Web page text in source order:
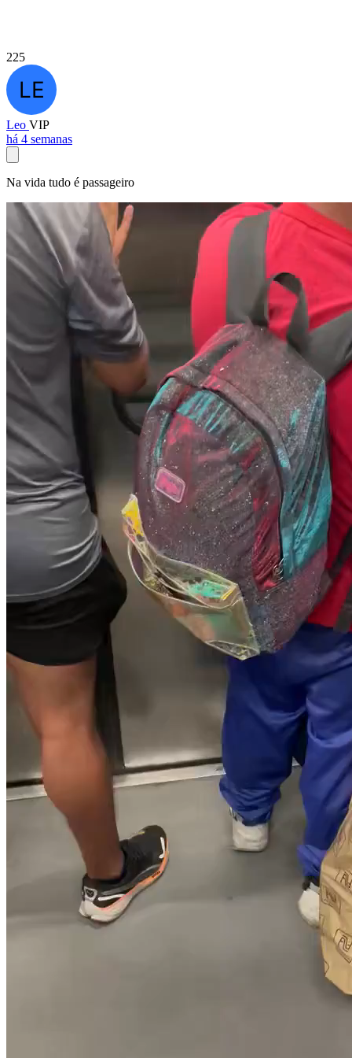
225
Leo VIP
há 4 semanas
Na vida tudo é passageiro